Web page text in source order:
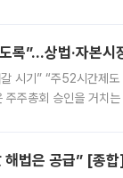
록”…상법·자본시
시기” “주52시간제
주총회 승인을 거치
법은 공급” [종합]